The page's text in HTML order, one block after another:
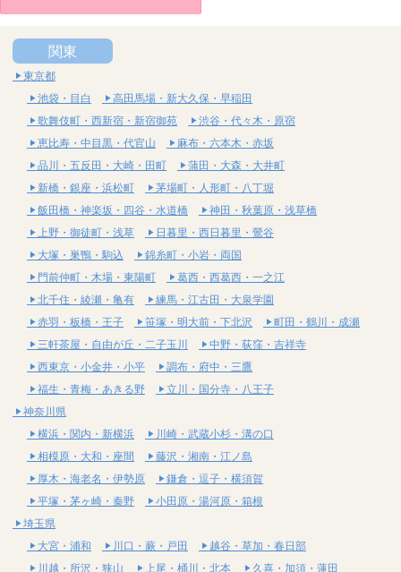
関東
東京都
池袋・目白
高田馬場・新大久保・早稲田
歌舞伎町・西新宿・新宿御苑
渋谷・代々木・原宿
恵比寿・中目黒・代官山
麻布・六本木・赤坂
品川・五反田・大崎・田町
蒲田・大森・大井町
新橋・銀座・浜松町
茅場町・人形町・八丁堀
飯田橋・神楽坂・四谷・水道橋
神田・秋葉原・浅草橋
上野・御徒町・浅草
日暮里・西日暮里・鶯谷
大塚・巣鴨・駒込
錦糸町・小岩・両国
門前仲町・木場・東陽町
葛西・西葛西・一之江
北千住・綾瀬・亀有
練馬・江古田・大泉学園
赤羽・板橋・王子
笹塚・明大前・下北沢
町田・鶴川・成瀬
三軒茶屋・自由が丘・二子玉川
中野・荻窪・吉祥寺
西東京・小金井・小平
調布・府中・三鷹
福生・青梅・あきる野
立川・国分寺・八王子
神奈川県
横浜・関内・新横浜
川崎・武蔵小杉・溝の口
相模原・大和・座間
藤沢・湘南・江ノ島
厚木・海老名・伊勢原
鎌倉・逗子・横須賀
平塚・茅ヶ崎・秦野
小田原・湯河原・箱根
埼玉県
大宮・浦和
川口・蕨・戸田
越谷・草加・春日部
川越・所沢・狭山
上尾・桶川・北本 久喜・加須・蓮田